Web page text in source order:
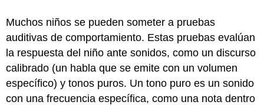
Muchos niños se pueden someter a pruebas
auditivas de comportamiento. Estas pruebas evalúan
la respuesta del niño ante sonidos, como un discurso
calibrado (un habla que se emite con un volumen
específico) y tonos puros. Un tono puro es un sonido
con una frecuencia específica, como una nota dentro